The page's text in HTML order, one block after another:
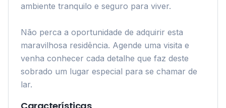
ambiente tranquilo e seguro para viver.
Não perca a oportunidade de adquirir esta
maravilhosa residência. Agende uma visita e
venha conhecer cada detalhe que faz deste
sobrado um lugar especial para se chamar de
lar.